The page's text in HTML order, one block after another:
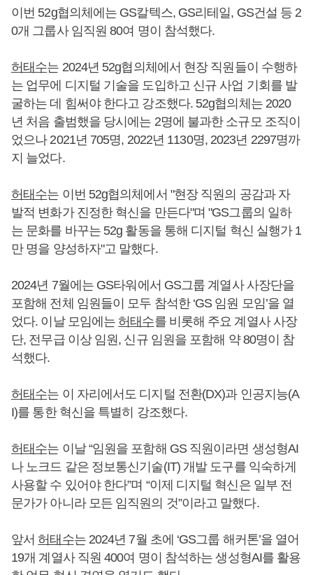
이번 52g협의체에는 GS칼텍스, GS리테일, GS건설 등 2
0개 그룹사 임직원 80여 명이 참석했다.
허태수는 2024년 52g협의체에서 현장 직원들이 수행하
는 업무에 디지털 기술을 도입하고 신규 사업 기회를 발
굴하는 데 힘써야 한다고 강조했다. 52g협의체는 2020
년 처음 출범했을 당시에는 2명에 불과한 소규모 조직이
었으나 2021년 705명, 2022년 1130명, 2023년 2297명까
지 늘었다.
허태수는 이번 52g협의체에서 "현장 직원의 공감과 자
발적 변화가 진정한 혁신을 만든다"며 "GS그룹의 일하
는 문화를 바꾸는 52g 활동을 통해 디지털 혁신 실행가 1
만 명을 양성하자"고 말했다.
2024년 7월에는 GS타워에서 GS그룹 계열사 사장단을
포함해 전체 임원들이 모두 참석한 ‘GS 임원 모임’을 열
었다. 이날 모임에는허태수를 비롯해 주요 계열사 사장
단, 전무급 이상 임원, 신규 임원을 포함해 약 80명이 참
석했다.
허태수는 이 자리에서도 디지털 전환(DX)과 인공지능(A
I)를 통한 혁신을 특별히 강조했다.
허태수는 이날 “임원을 포함해 GS 직원이라면 생성형AI
나 노크드 같은 정보통신기술(IT) 개발 도구를 익숙하게
사용할 수 있어야 한다”며 “이제 디지털 혁신은 일부 전
문가가 아니라 모든 임직원의 것”이라고 말했다.
앞서허태수는 2024년 7월 초에 ‘GS그룹 해커톤’을 열어
19개 계열사 직원 400여 명이 참석하는 생성형AI를 활용